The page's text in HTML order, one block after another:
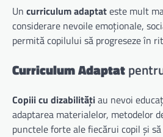
Un curriculum adaptateste mult
considerare nevoile emoționale,
permită copilului să progreseze în
Curriculum Adaptat
Copiii cu dizabilitățiau nevoi
adaptarea materialelor, metodelor
punctele forte ale fiecărui copil și